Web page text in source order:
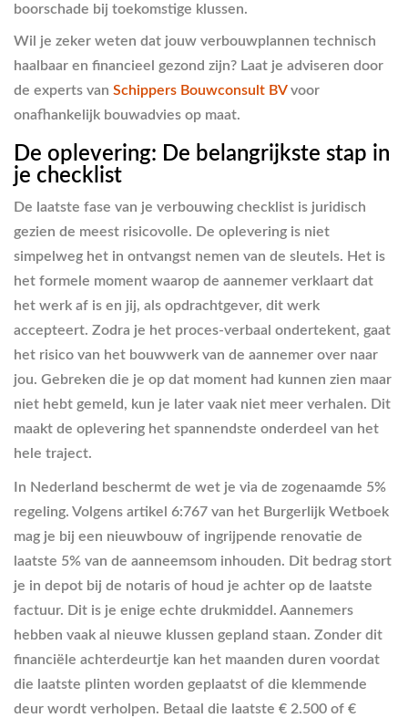
boorschade bij toekomstige klussen.
Wil je zeker weten dat jouw verbouwplannen technisch
haalbaar en financieel gezond zijn? Laat je adviseren door
de experts van Schippers Bouwconsult BVvoor
onafhankelijk bouwadvies op maat.
De oplevering: De belangrijkste stap in
je checklist
De laatste fase van je verbouwing checklist is juridisch
gezien de meest risicovolle. De oplevering is niet
simpelweg het in ontvangst nemen van de sleutels. Het is
het formele moment waarop de aannemer verklaart dat
het werk af is en jij, als opdrachtgever, dit werk
accepteert. Zodra je het proces-verbaal ondertekent, gaat
het risico van het bouwwerk van de aannemer over naar
jou. Gebreken die je op dat moment had kunnen zien maar
niet hebt gemeld, kun je later vaak niet meer verhalen. Dit
maakt de oplevering het spannendste onderdeel van het
hele traject.
In Nederland beschermt de wet je via de zogenaamde 5%
regeling. Volgens artikel 6:767 van het Burgerlijk Wetboek
mag je bij een nieuwbouw of ingrijpende renovatie de
laatste 5% van de aanneemsom inhouden. Dit bedrag stort
je in depot bij de notaris of houd je achter op de laatste
factuur. Dit is je enige echte drukmiddel. Aannemers
hebben vaak al nieuwe klussen gepland staan. Zonder dit
financiële achterdeurtje kan het maanden duren voordat
die laatste plinten worden geplaatst of die klemmende
deur wordt verholpen. Betaal die laatste € 2.500 of €